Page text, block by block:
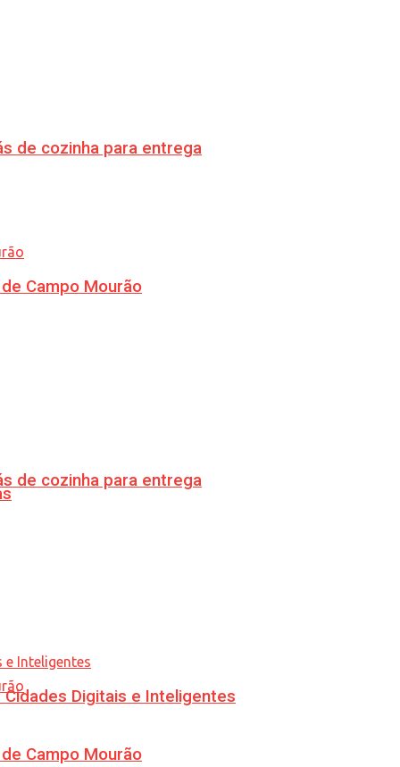
de cozinha para entrega
Campo Mourão
de cozinha para entrega
Campo Mourão
Digitais e Inteligentes